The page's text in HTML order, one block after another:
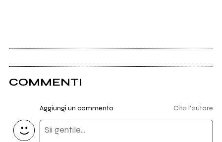
COMMENTI
Aggiungi un commento Cita l'autore